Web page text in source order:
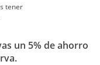
tener
un 5% de ahorro